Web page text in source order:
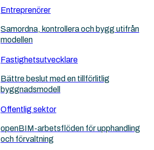
Entreprenörer
Samordna, kontrollera och bygg utifrån
modellen
Fastighetsutvecklare
Bättre beslut med en tillförlitlig
byggnadsmodell
Offentlig sektor
openBIM-arbetsflöden för upphandling
och förvaltning